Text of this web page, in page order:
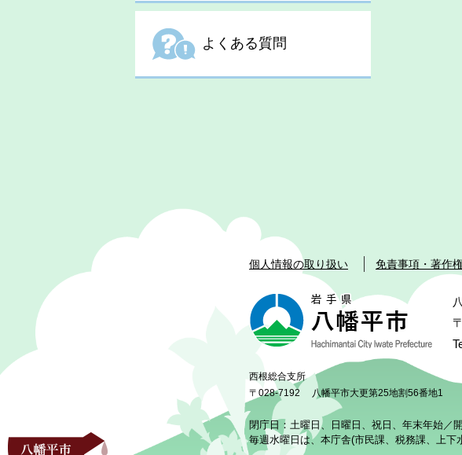
よくある質問
個人情報の取り扱い 免責事項・著作
西根総合支所
〒028-7192
八幡平市大更第25地割56番地1
閉庁日：土曜日、日曜日、祝日、年末年始／
毎週水曜日は、本庁舎(市民課、税務課、上下